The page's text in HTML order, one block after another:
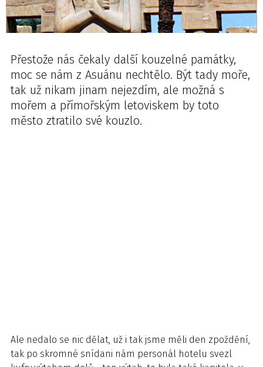
Přestože nás čekaly další kouzelné památky,
moc se nám z Asuánu nechtělo. Být tady moře,
tak už nikam jinam nejezdím, ale možná s
mořem a přímořským letoviskem by toto
město ztratilo své kouzlo.
Ale nedalo se nic dělat, už i tak jsme měli den zpoždění,
tak po skromné snídani nám personál hotelu svezl